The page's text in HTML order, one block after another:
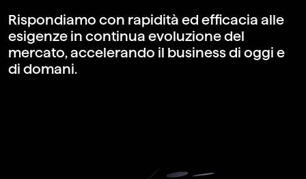
Rispondiamo con rapidità ed efficacia alle
esigenze in continua evoluzione del
mercato, accelerando il business di oggi e
di domani.